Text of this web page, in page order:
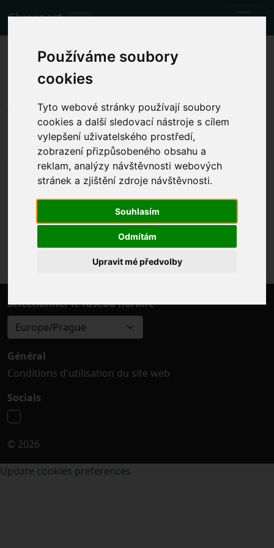
Používáme soubory
cookies
Tyto webové stránky používají soubory
cookies a další sledovací nástroje s cílem
vylepšení uživatelského prostředí,
zobrazení přizpůsobeného obsahu a
reklam, analýzy návštěvnosti webových
stránek a zjištění zdroje návštěvnosti.
Souhlasím
Odmítám
Upravit mé předvolby
Cluesport BETA
Les meilleurs billets d'avion et
tickets pour le match de
football Fiorentina vs Hellas
Verona.
Matchs 17.12.2023 Fiorentina - Hellas Verona
Afficher l'heure locale du match
dim. 17.12.2023 15:00
Stadio Artemio Franchi, Florence (Italy)
Serie A
L'événement a déjà eu lieu. Cependant, vous pouvez
essayer un autre événement.
Sélectionner le fuseau horaire
Europe/Prague
Général
Conditions d'utilisation du site web
Socials
© 2026
Update cookies preferences